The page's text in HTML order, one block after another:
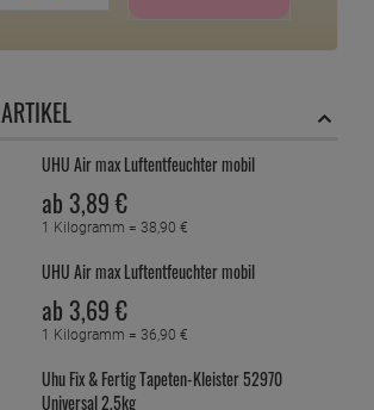
UHU Air max Luftentfeuchter mobil
ab 3,89 €
1 Kilogramm = 38,90 €
UHU Air max Luftentfeuchter mobil
ab 3,69 €
1 Kilogramm = 36,90 €
Uhu Fix & Fertig Tapeten-Kleister 52970
Universal 2,5kg